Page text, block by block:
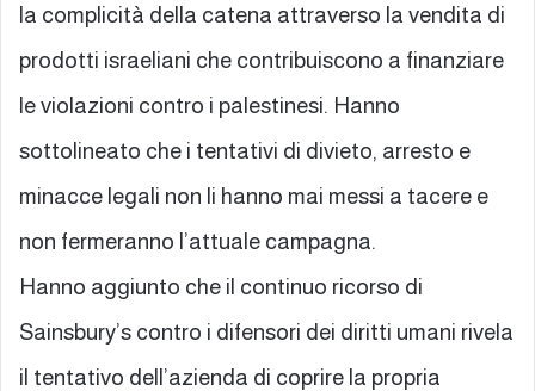
la complicità della catena attraverso la vendita di
prodotti israeliani che contribuiscono a finanziare
le violazioni contro i palestinesi. Hanno
sottolineato che i tentativi di divieto, arresto e
minacce legali non li hanno mai messi a tacere e
non fermeranno l’attuale campagna.
Hanno aggiunto che il continuo ricorso di
Sainsbury’s contro i difensori dei diritti umani rivela
il tentativo dell’azienda di coprire la propria